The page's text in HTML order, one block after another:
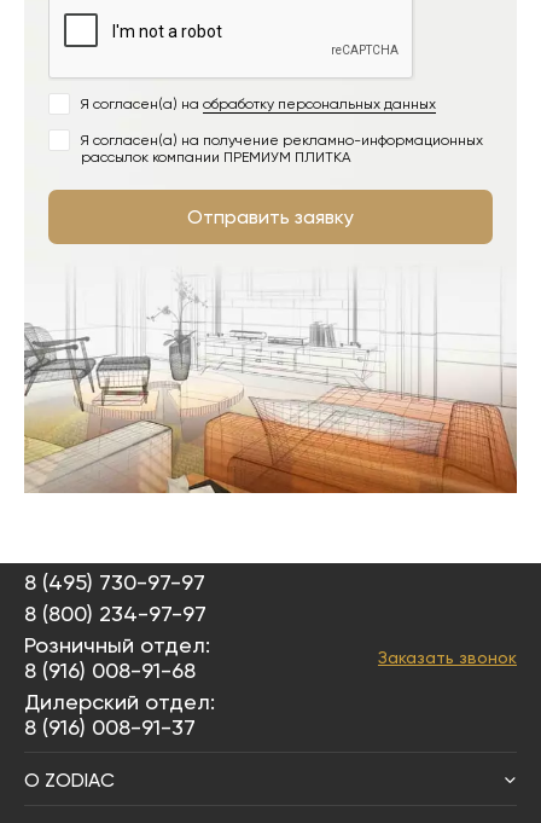
Я согласен(а) на обработку персональных данных
Я согласен(а) на получение рекламно-информационных
рассылок компании ПРЕМИУМ ПЛИТКА
Отправить заявку
8 (495) 730-97-97
8 (800) 234-97-97
Розничный отдел:
8 (916) 008-91-68
Дилерский отдел:
8 (916) 008-91-37
Заказать звонок
О ZODIAC